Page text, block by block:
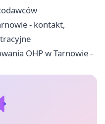
- kontakt,
OHP w Tarnowie -